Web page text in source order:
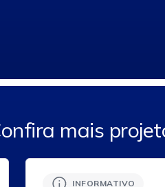
mais
INFORMATIVO